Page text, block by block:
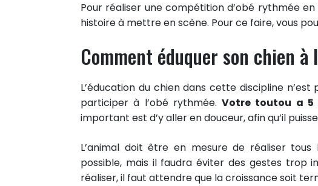
Pour réaliser une compétition d’obé rythmée
histoire à mettre en scène. Pour ce faire, vous
Comment éduquer son chien à
L’éducation du chien dans cette discipline n’est
participer à l’obé rythmée.Votre toutou a 5
important est d’y aller en douceur, afin qu’il
L’animal doit être en mesure de réaliser
possible, mais il faudra éviter des gestes trop
réaliser, il faut attendre que la croissance soit